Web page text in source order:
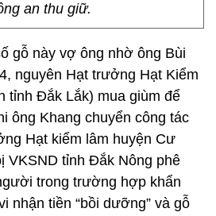
an thu giữ.
gỗ này vợ ông nhờ ông Bùi
nguyên Hạt trưởng Hạt Kiểm
tỉnh Đắk Lắk) mua giùm để
ông Khang chuyển công tác
Hạt kiểm lâm huyện Cư
VKSND tỉnh Đắk Nông phê
trong trường hợp khẩn
nhận tiền “bồi dưỡng” và gỗ